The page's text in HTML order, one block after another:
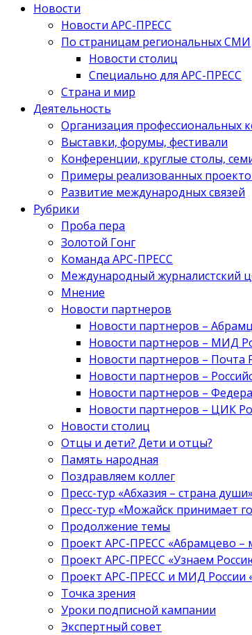
Новости
Новости АРС-ПРЕСС
По страницам региональных СМИ
Новости столиц
Специально для АРС-ПРЕСС
Страна и мир
Деятельность
Организация профессиональных
Выставки, форумы, фестивали
Конференции, круглые столы,
Примеры реализованных
Развитие международных связей
Рубрики
Проба пера
Золотой Гонг
Команда АРС-ПРЕСС
Международный журналистский
Мнение
Новости партнеров
Новости партнеров –
Новости партнеров – МИД
Новости партнеров – Почта
Новости партнеров –
Новости партнеров –
Новости партнеров – ЦИК
Новости столиц
Отцы и дети? Дети и отцы?
Память народная
Поздравляем коллег
Пресс-тур «Абхазия – страна души»
Пресс-тур «Можайск принимает
Продолжение темы
Проект АРС-ПРЕСС «Абрамцево –
Проект АРС-ПРЕСС «Узнаем
Проект АРС-ПРЕСС и МИД России
Точка зрения
Уроки подписной кампании
Экспертный совет